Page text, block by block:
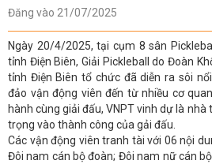
Đăng vào 21/07/2025
Ngày 20/4/2025, tại cụm 8 sân
tỉnh Điện Biên, Giải Pickleball do Đoàn
tỉnh Điện Biên tổ chức đã diễn ra sôi
đảo vận động viên đến từ nhiều cơ
hành cùng giải đấu, VNPT vinh dự là
trọng vào thành công của gải đấu.
Các vận động viên tranh tài với 06 nội
Đôi nam cán bộ đoàn; Đôi nam nữ cán